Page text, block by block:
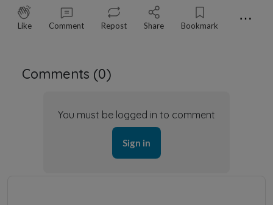
Like Comment Repost Share Bookmark ⋯
Comments (0)
You must be logged in to comment
Sign in